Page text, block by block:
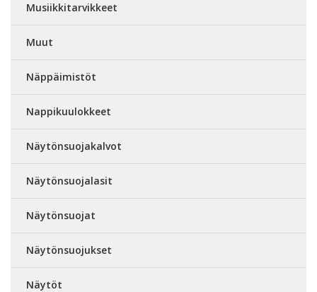
Musiikkitarvikkeet
Muut
Näppäimistöt
Nappikuulokkeet
Näytönsuojakalvot
Näytönsuojalasit
Näytönsuojat
Näytönsuojukset
Näytöt